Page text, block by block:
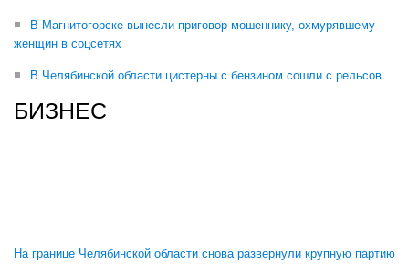
В Магнитогорске вынесли приговор мошеннику, охмурявшему
женщин в соцсетях
В Челябинской области цистерны с бензином сошли с рельсов
БИЗНЕС
На границе Челябинской области снова развернули крупную партию